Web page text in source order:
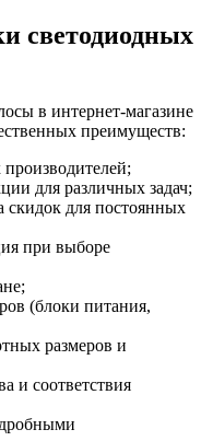
светодиодных
в интернет-магазине
преимуществ:
производителей;
для различных задач;
скидок для постоянных
при выборе
(блоки питания,
размеров и
и соответствия